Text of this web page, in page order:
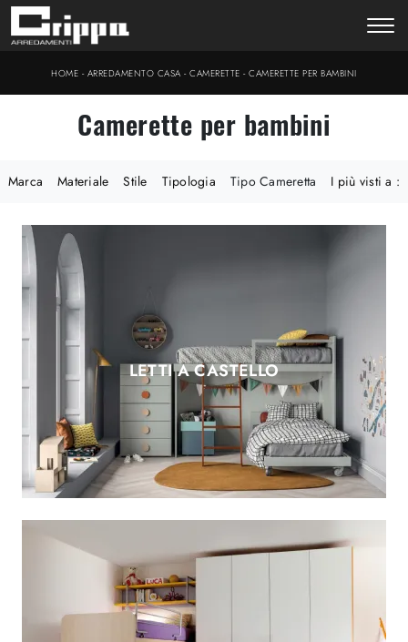
HOME - ARREDAMENTO CASA -CAMERETTE -CAMERETTE PER BAMBINI
Camerette per bambini
Marca Materiale Stile Tipologia Tipo Cameretta I più visti a :
LETTI A CASTELLO